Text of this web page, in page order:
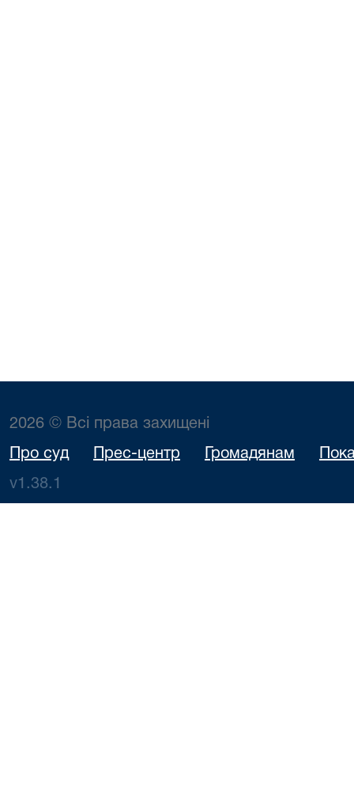
2026 © Всі права захищені
Про суд Прес-центр Громадянам
v1.38.1